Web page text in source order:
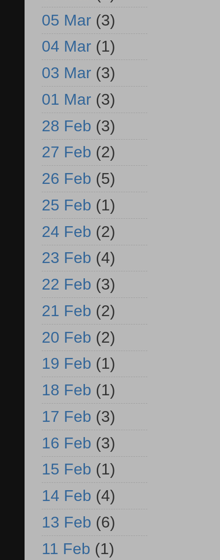
05 Mar (3)
04 Mar (1)
03 Mar (3)
01 Mar (3)
28 Feb (3)
27 Feb (2)
26 Feb (5)
25 Feb (1)
24 Feb (2)
23 Feb (4)
22 Feb (3)
21 Feb (2)
20 Feb (2)
19 Feb (1)
18 Feb (1)
17 Feb (3)
16 Feb (3)
15 Feb (1)
14 Feb (4)
13 Feb (6)
11 Feb (1)